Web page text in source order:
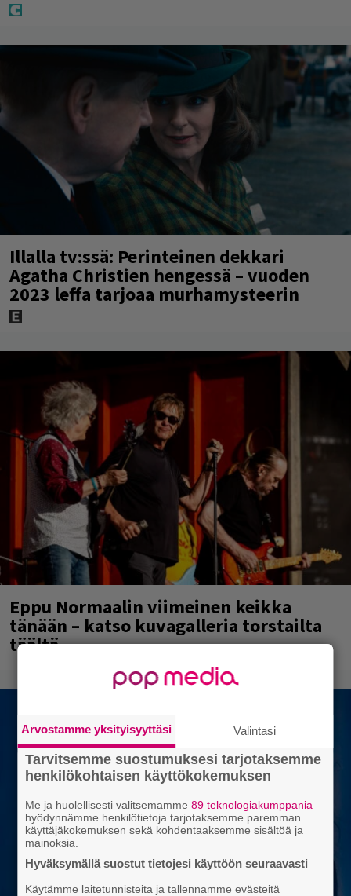
Illalla tv:ssä: Perinteinen dekkari
Agatha Christien hengessä – vuoden
2023 leffa tarjoaa murhamysteerin
Eppu Normaalin viimeinen keikka
tänään – katso kuvagalleria torstailta
täältä
Arvostamme yksityisyyttäsi Valintasi
Tarvitsemme suostumuksesi tarjotaksemme
henkilökohtaisen käyttökokemuksen
Me ja huolellisesti valitsemamme89 teknologiakumppania
hyödynnämme henkilötietoja tarjotaksemme paremman
käyttäjäkokemuksen sekä kohdentaaksemme sisältöä ja
mainoksia.
Hyväksymällä suostut tietojesi käyttöön seuraavasti
Käytämme laitetunnisteita ja tallennamme evästeitä